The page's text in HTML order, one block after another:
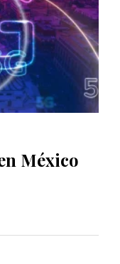
México